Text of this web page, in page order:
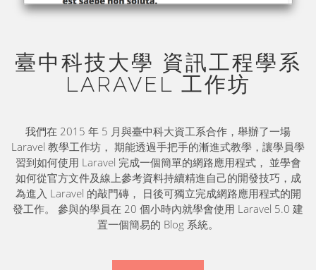
臺中科技大學 資訊工程學系
LARAVEL 工作坊
我們在 2015 年 5 月與臺中科大資工系合作，舉辦了一場
Laravel 教學工作坊， 期能透過手把手的漸進式教學，讓學員學
習到如何使用 Laravel 完成一個簡單的網路應用程式， 並學會
如何從官方文件及線上參考資料持續精進自己的開發技巧，成
為進入 Laravel 的敲門磚， 日後可獨立完成網路應用程式的開
發工作。 參與的學員在 20 個小時內就學會使用 Laravel 5.0 建
置一個簡易的 Blog 系統。